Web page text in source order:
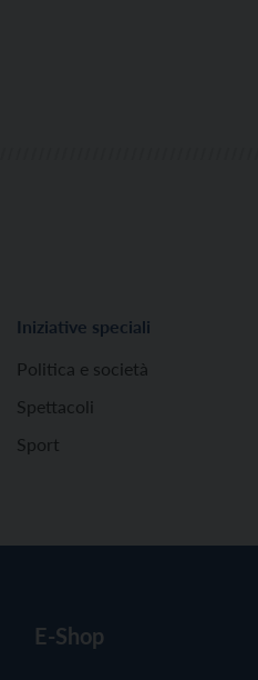
Iniziative speciali
Politica e società
Spettacoli
Sport
E-Shop